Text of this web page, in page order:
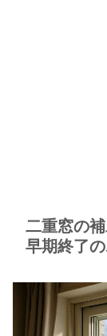
二重窓の
早期終了